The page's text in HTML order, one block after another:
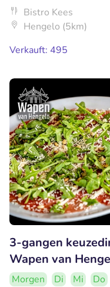
Bistro Kees
Hengelo (5km)
Verkauft: 495
3-gangen
Wapen van
Morgen Di Mi Do